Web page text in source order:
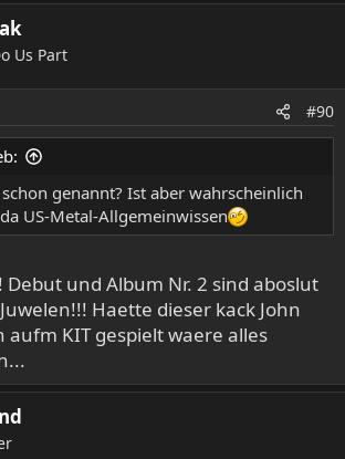
Us Part
#90
genannt? Ist aber wahrscheinlich
US-Metal-Allgemeinwissen
Debut und Album Nr. 2 sind aboslut
Haette dieser kack John
aufm KIT gespielt waere alles